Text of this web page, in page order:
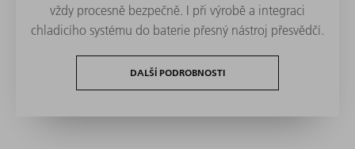
vždy procesně bezpečně. I při výrobě a integraci
chladicího systému do baterie přesný nástroj přesvědčí.
DALŠÍ PODROBNOSTI